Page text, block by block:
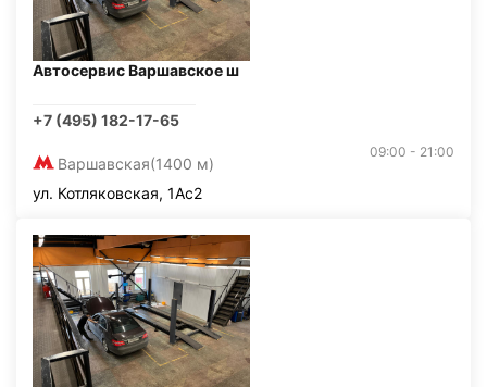
Автосервис Варшавское ш
+7 (495) 182-17-65
Варшавская(1400 м)
09:00 - 21:00
ул. Котляковская, 1Ас2